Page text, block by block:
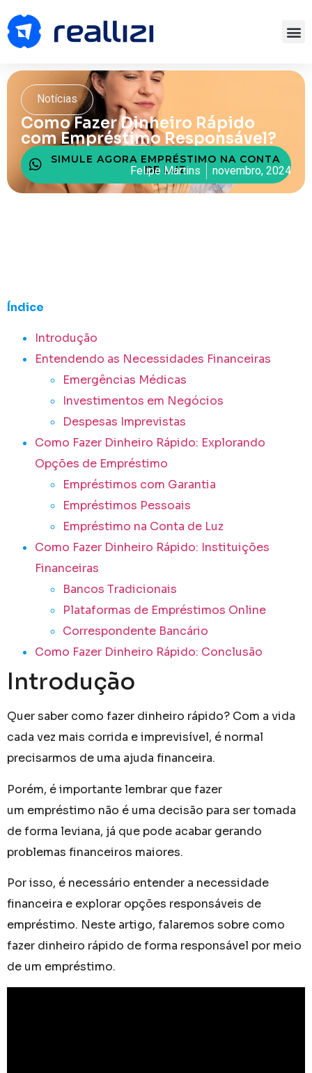
Notícias
Como Fazer Dinheiro Rápido
com Empréstimo Responsável?
SIMULE AGORA EMPRÉSTIMO NA CONTA
DE LUZ
Felipe Martins novembro, 2024
Índice
Introdução
Entendendo as Necessidades Financeiras
Emergências Médicas
Investimentos em Negócios
Despesas Imprevistas
Como Fazer Dinheiro Rápido: Explorando
Opções de Empréstimo
Empréstimos com Garantia
Empréstimos Pessoais
Empréstimo na Conta de Luz
Como Fazer Dinheiro Rápido: Instituições
Financeiras
Bancos Tradicionais
Plataformas de Empréstimos Online
Correspondente Bancário
Como Fazer Dinheiro Rápido: Conclusão
Introdução
Quer saber como fazer dinheiro rápido? Com a vida
cada vez mais corrida e imprevisível, é normal
precisarmos de uma ajuda financeira.
Porém, é importante lembrar que fazer
um empréstimo não é uma decisão para ser tomada
de forma leviana, já que pode acabar gerando
problemas financeiros maiores.
Por isso, é necessário entender a necessidade
financeira e explorar opções responsáveis de
empréstimo. Neste artigo, falaremos sobre como
fazer dinheiro rápido de forma responsável por meio
de um empréstimo.